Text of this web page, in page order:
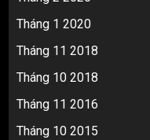
Tháng 1 2020
Tháng 11 2018
Tháng 10 2018
Tháng 11 2016
Tháng 10 2015